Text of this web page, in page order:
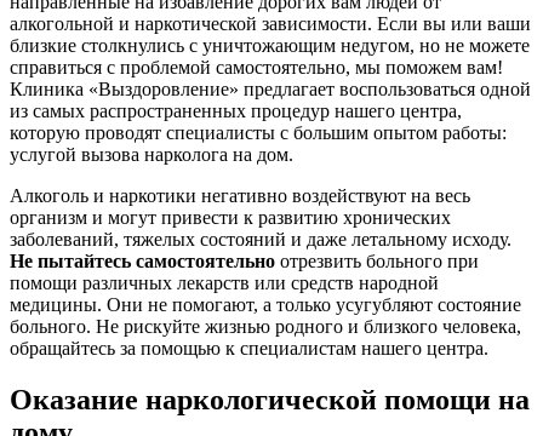
алкогольной и наркотической зависимости. Если вы или ваши
близкие столкнулись с уничтожающим недугом, но не можете
справиться с проблемой самостоятельно, мы поможем вам!
Клиника «Выздоровление» предлагает воспользоваться одной
из самых распространенных процедур нашего центра,
которую проводят специалисты с большим опытом работы:
услугой вызова нарколога на дом.
Алкоголь и наркотики негативно воздействуют на весь
организм и могут привести к развитию хронических
заболеваний, тяжелых состояний и даже летальному исходу.
Не пытайтесь самостоятельно отрезвить больного при
помощи различных лекарств или средств народной
медицины. Они не помогают, а только усугубляют состояние
больного. Не рискуйте жизнью родного и близкого человека,
обращайтесь за помощью к специалистам нашего центра.
Оказание наркологической помощи на